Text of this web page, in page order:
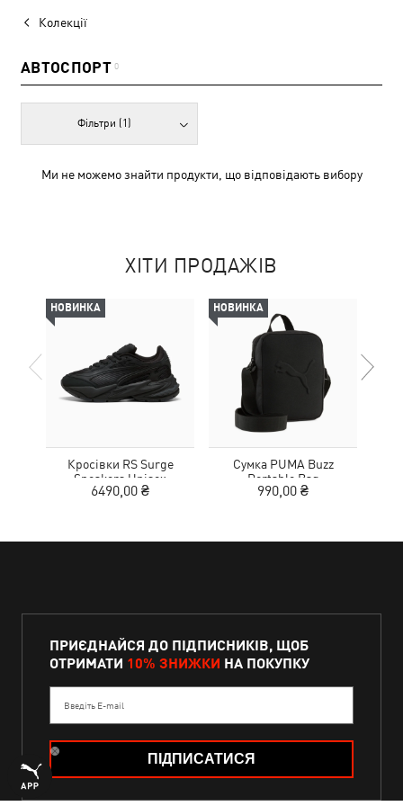
Колекції
АВТОСПОРТ 0
Фільтри (1)
Ми не можемо знайти продукти, що відповідають вибору
ХІТИ ПРОДАЖІВ
НОВИНКА
Кросівки RS Surge
Sneakers Unisex
6490,00 ₴
НОВИНКА
Сумка PUMA Buzz
Portable Bag
990,00 ₴
ПРИЄДНАЙСЯ ДО ПІДПИСНИКІВ, ЩОБ
ОТРИМАТИ 10% ЗНИЖКИ НА ПОКУПКУ
Введіть E-mail
ПІДПИСАТИСЯ